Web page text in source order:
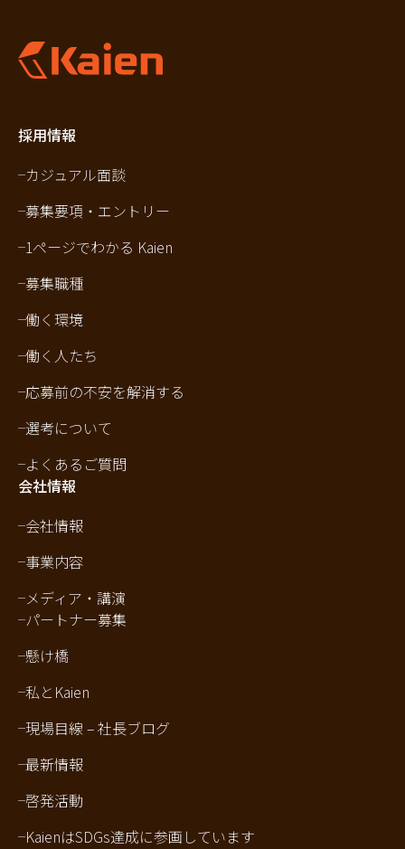
採用情報
カジュアル面談
募集要項・エントリー
1ページでわかる Kaien
募集職種
働く環境
働く人たち
応募前の不安を解消する
選考について
よくあるご質問
会社情報
会社情報
事業内容
メディア・講演
パートナー募集
懸け橋
私とKaien
現場目線 – 社長ブログ
最新情報
啓発活動
KaienはSDGs達成に参画しています